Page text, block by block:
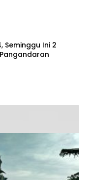
Seminggu Ini 2